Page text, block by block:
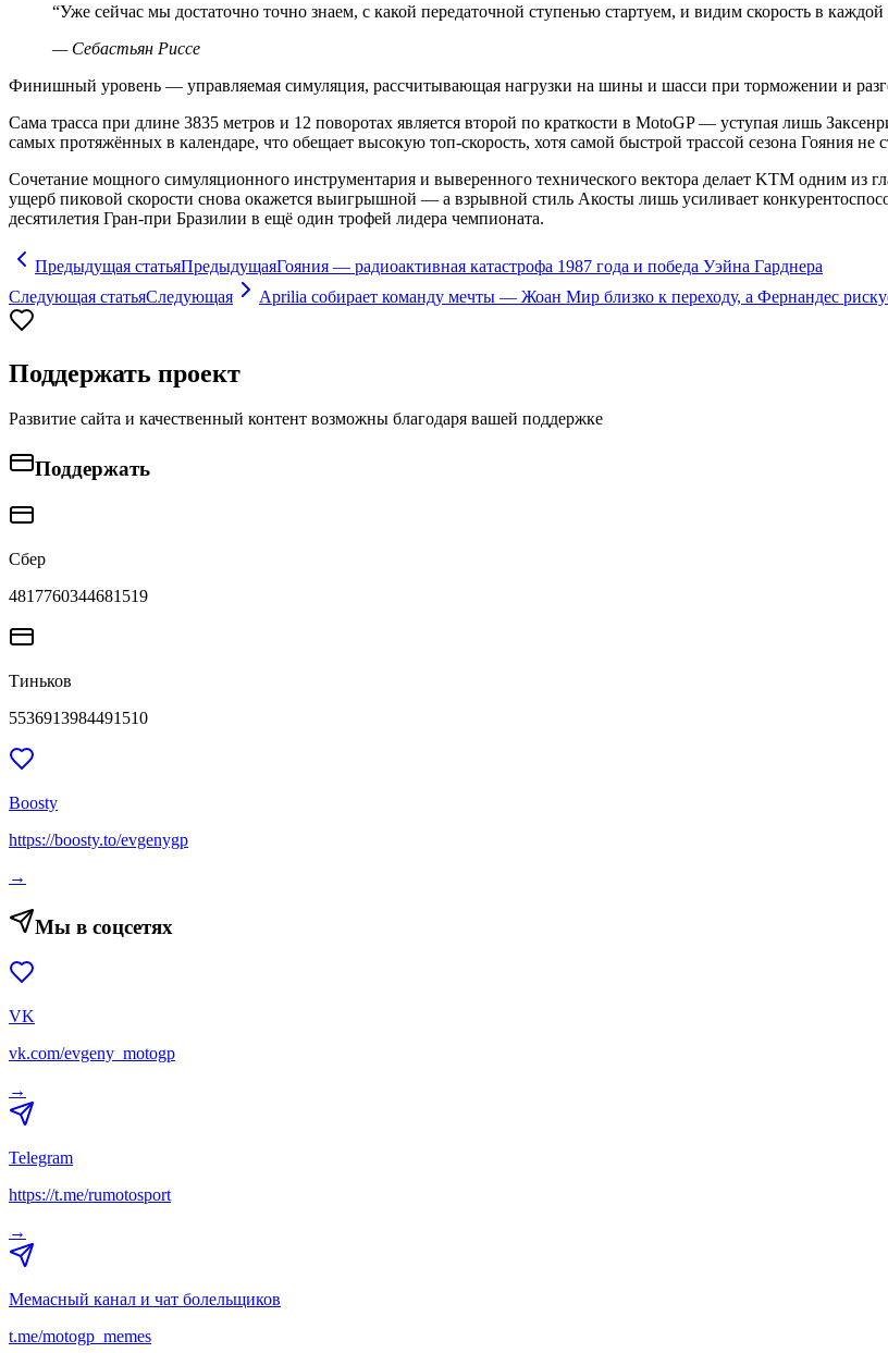
“Уже сейчас мы достаточно точно знаем, с какой передаточной ступенью стартуем, и видим скорость в каждой
— Себастьян Риссе
Финишный уровень — управляемая симуляция, рассчитывающая нагрузки на шины и шасси при торможении и
Сама трасса при длине 3835 метров и 12 поворотах является второй по краткости в MotoGP — уступая лишь
самых протяжённых в календаре, что обещает высокую топ-скорость, хотя самой быстрой трассой сезона Гояния не
Сочетание мощного симуляционного инструментария и выверенного технического вектора делает KTM одним из
ущерб пиковой скорости снова окажется выигрышной — а взрывной стиль Акосты лишь усиливает
десятилетия Гран-при Бразилии в ещё один трофей лидера чемпионата.
Предыдущая статьяПредыдущаяГояния — радиоактивная катастрофа 1987 года и победа Уэйна Гарднера
Следующая статьяСледующая Aprilia собирает команду мечты — Жоан Мир близко к переходу, а Фернандес
Поддержать проект
Развитие сайта и качественный контент возможны благодаря вашей поддержке
Поддержать
Сбер
4817760344681519
Тиньков
5536913984491510
Boosty
https://boosty.to/evgenygp
→
Мы в соцсетях
VK
vk.com/evgeny_motogp
→
Telegram
https://t.me/rumotosport
→
Мемасный канал и чат болельщиков
t.me/motogp_memes